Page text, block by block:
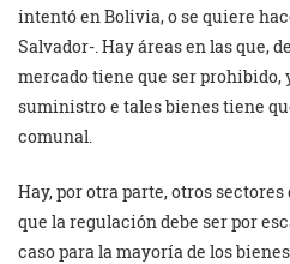
intentó en Bolivia, o se quiere
Salvador-. Hay áreas en las que,
mercado tiene que ser prohibido,
suministro e tales bienes tiene
comunal.
Hay, por otra parte, otros
que la regulación debe ser por
caso para la mayoría de los